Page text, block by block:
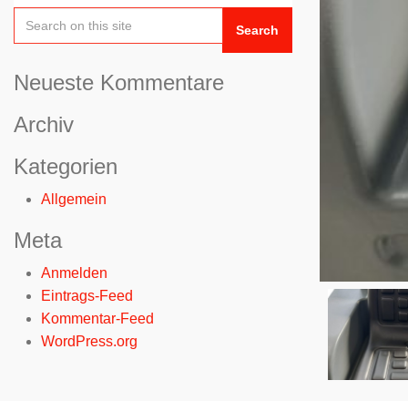
Search
Neueste Kommentare
Archiv
Kategorien
Allgemein
Meta
Anmelden
Eintrags-Feed
Kommentar-Feed
WordPress.org